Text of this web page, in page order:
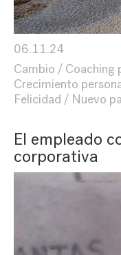
06.11.24
Cambio
Coaching
Crecimiento
Felicidad
Nuevo
El empleado
corporativa